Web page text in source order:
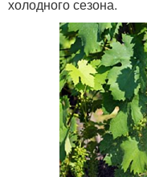
холодного сезона.